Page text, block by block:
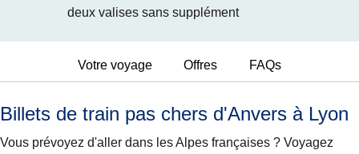
deux valises sans supplément
Votre voyage Offres FAQs
Billets de train pas chers d'Anvers à Lyon
Vous prévoyez d'aller dans les Alpes françaises ? Voyagez